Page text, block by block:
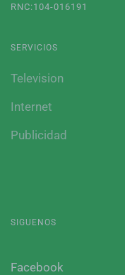
RNC:104-016191
SERVICIOS
Television
Internet
Publicidad
SIGUENOS
Facebook